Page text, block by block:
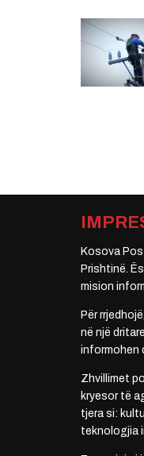
Kosova
Prishtinë.
mision
Për
në një
informohen
Zhvillimet
kryesor të
tjera si:
teknologjia